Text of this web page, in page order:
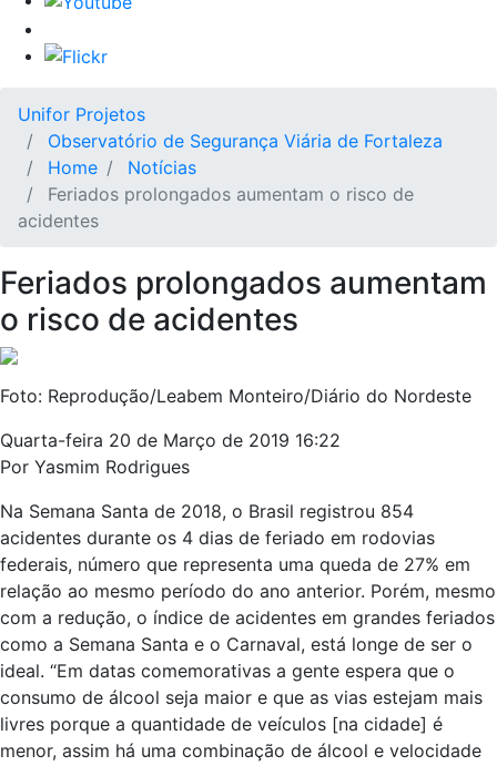
Unifor Projetos
Observatório de Segurança Viária de Fortaleza
Home
Notícias
Feriados prolongados aumentam o risco de
acidentes
Feriados prolongados aumentam
o risco de acidentes
Foto: Reprodução/Leabem Monteiro/Diário do Nordeste
Quarta-feira 20 de Março de 2019 16:22
Por Yasmim Rodrigues
Na Semana Santa de 2018, o Brasil registrou 854
acidentes durante os 4 dias de feriado em rodovias
federais, número que representa uma queda de 27% em
relação ao mesmo período do ano anterior. Porém, mesmo
com a redução, o índice de acidentes em grandes feriados
como a Semana Santa e o Carnaval, está longe de ser o
ideal. “Em datas comemorativas a gente espera que o
consumo de álcool seja maior e que as vias estejam mais
livres porque a quantidade de veículos [na cidade] é
menor, assim há uma combinação de álcool e velocidade